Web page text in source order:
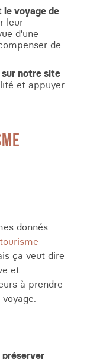
le voyage de
leur
d’une
de
notre site
et appuyer
donnés
tourisme
ça veut dire
et
à prendre
préserver